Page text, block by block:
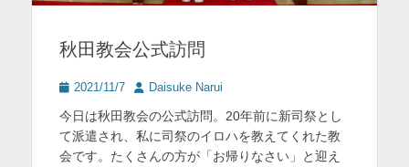
秋田教会公式訪問
投
日
2021/11/7
投
者
Daisuke Narui
今日は秋田教会の公式訪問。20年前に新司祭とし
て派遣され、私に司祭のイロハを教えてくれた教
会です。たくさんの方が「お帰りなさい」と迎え